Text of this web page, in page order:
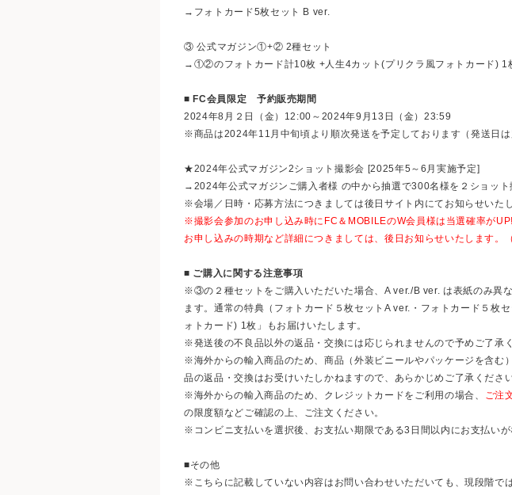
→フォトカード5枚セット B ver.
③ 公式マガジン①+② 2種セット
→①②のフォトカード計10枚 +人生4カット(プリクラ風フォトカード) 1
■ FC会員限定 予約販売期間
2024年8月２日（金）12:00～2024年9月13日（金）23:59
※商品は2024年11月中旬頃より順次発送を予定しております（発送日は
★2024年公式マガジン2ショット撮影会 [2025年5～6月実施予定]
→2024年公式マガジンご購入者様 の中から抽選で300名様を２ショット
※会場／日時・応募方法につきましては後日サイト内にてお知らせいたし
※撮影会参加のお申し込み時にFC＆MOBILEのW会員様は当選確率がUP!
お申し込みの時期など詳細につきましては、後日お知らせいたします。
■ ご購入に関する注意事項
※③の２種セットをご購入いただいた場合、A ver./B ver. は表紙のみ異
ます。通常の特典（フォトカード５枚セットA ver.・フォトカード５枚
ォトカード) 1枚」もお届けいたします。
※発送後の不良品以外の返品・交換には応じられませんので予めご了承
※海外からの輸入商品のため、商品（外装ビニールやパッケージを含む
品の返品・交換はお受けいたしかねますので、あらかじめご了承ください
※海外からの輸入商品のため、クレジットカードをご利用の場合、
ご注
の限度額などご確認の上、ご注文ください。
※コンビニ支払いを選択後、お支払い期限である3日間以内にお支払い
■その他
※こちらに記載していない内容はお問い合わせいただいても、現段階で